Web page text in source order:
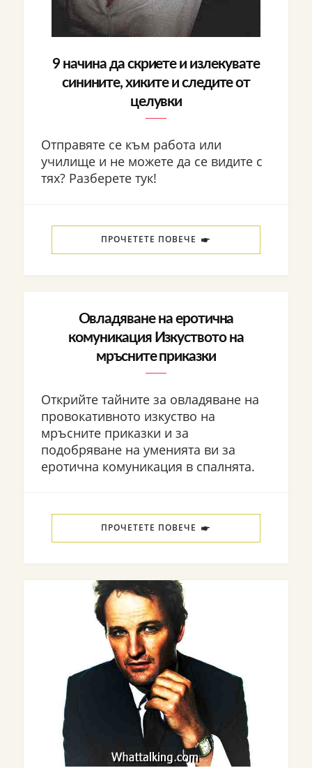
9 начина да скриете и излекувате
синините, хиките и следите от
целувки
Отправяте се към работа или
училище и не можете да се видите с
тях? Разберете тук!
ПРОЧЕТЕТЕ ПОВЕЧЕ
Овладяване на еротична
комуникация Изкуството на
мръсните приказки
Открийте тайните за овладяване на
провокативното изкуство на
мръсните приказки и за
подобряване на уменията ви за
еротична комуникация в спалнята.
ПРОЧЕТЕТЕ ПОВЕЧЕ